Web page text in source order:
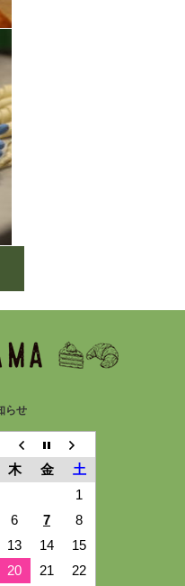
らせ
木 金
土
1
6 7
8
13 14
15
20 21
22